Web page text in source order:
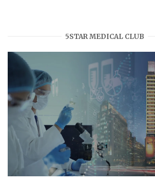
5STAR MEDICAL CLUB